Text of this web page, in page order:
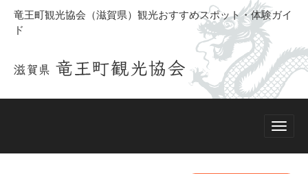
竜王町観光協会（滋賀県）観光おすすめスポット・体験ガイ
ド